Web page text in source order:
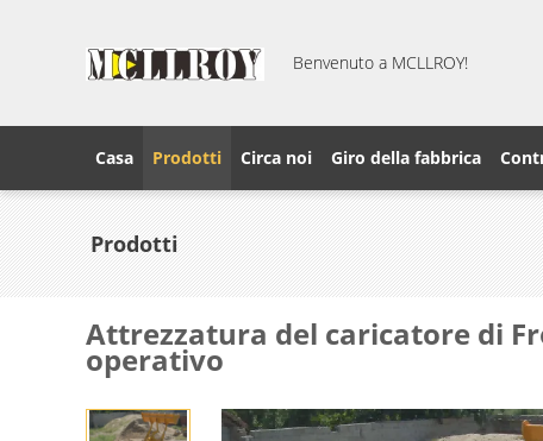
Benvenuto a MCLLROY!
Casa Prodotti Circa noi Giro della fabbrica
Prodotti
Attrezzatura del caricatore di
operativo